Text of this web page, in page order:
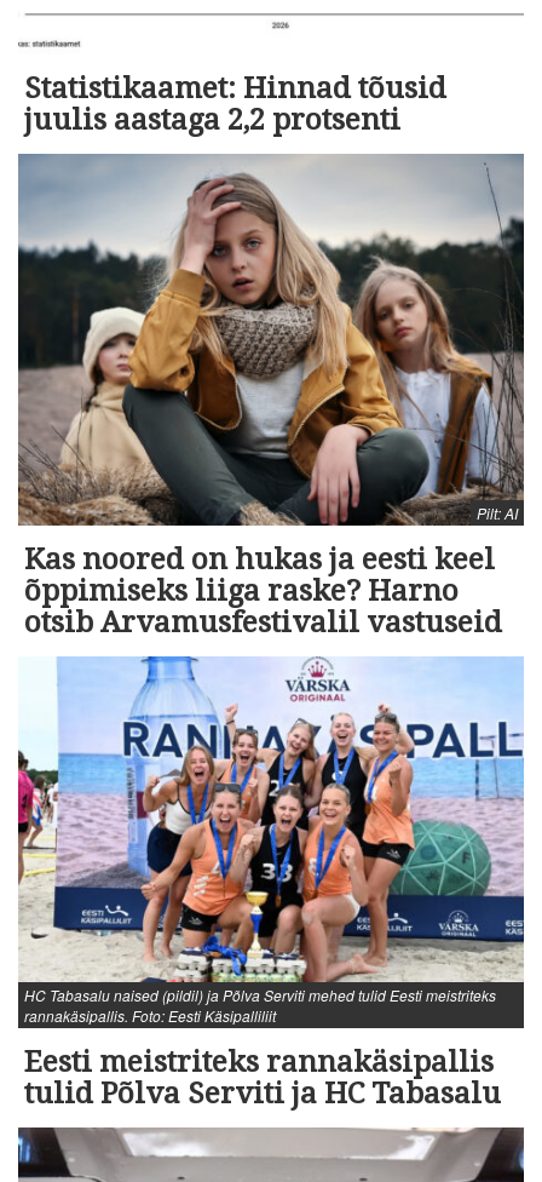
Statistikaamet: Hinnad tõusid
juulis aastaga 2,2 protsenti
Pilt: AI
Kas noored on hukas ja eesti keel
õppimiseks liiga raske? Harno
otsib Arvamusfestivalil vastuseid
HC Tabasalu naised (pildil) ja Põlva Serviti mehed tulid Eesti meistriteks
rannakäsipallis. Foto: Eesti Käsipalliliit
Eesti meistriteks rannakäsipallis
tulid Põlva Serviti ja HC Tabasalu